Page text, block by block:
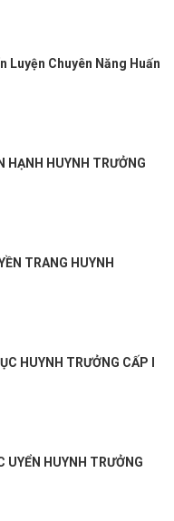
Luyện Chuyên Năng Huấn
HẠNH HUYNH TRƯỞNG
TRANG HUYNH
HUYNH TRƯỞNG CẤP I
UYỂN HUYNH TRƯỞNG